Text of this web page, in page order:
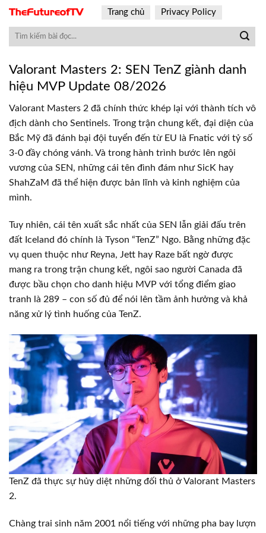
Skip
content
Trang chủ Privacy Policy
Valorant Masters 2: SEN TenZ giành danh
hiệu MVP Update 08/2026
Valorant Masters 2 đã chính thức khép lại với thành tích vô
địch dành cho Sentinels. Trong trận chung kết, đại diện của
Bắc Mỹ đã đánh bại đội tuyển đến từ EU là Fnatic với tỷ số
3-0 đầy chóng vánh. Và trong hành trình bước lên ngôi
vương của SEN, những cái tên đình đám như SicK hay
ShahZaM đã thể hiện được bản lĩnh và kinh nghiệm của
mình.
Tuy nhiên, cái tên xuất sắc nhất của SEN lẫn giải đấu trên
đất Iceland đó chính là Tyson “TenZ” Ngo. Bằng những đặc
vụ quen thuộc như Reyna, Jett hay Raze bất ngờ được
mang ra trong trận chung kết, ngôi sao người Canada đã
được bầu chọn cho danh hiệu MVP với tổng điểm giao
tranh là 289 – con số đủ để nói lên tầm ảnh hưởng và khả
năng xử lý tình huống của TenZ.
TenZ đã thực sự hủy diệt những đối thủ ở Valorant Masters
2.
Chàng trai sinh năm 2001 nổi tiếng với những pha bay lượn